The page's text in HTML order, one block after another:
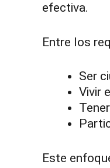
efectiva.
Entre los
Ser
Vivir
Este